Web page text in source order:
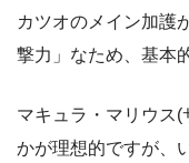
カツオのメイン加護
撃力」なため、基本
マキュラ・マリウス(
かが理想的ですが、